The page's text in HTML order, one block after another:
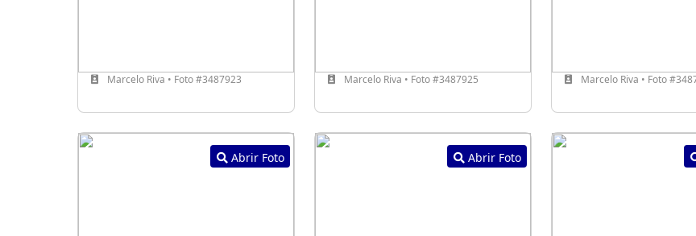
Marcelo Riva • Foto #3487923 Marcelo Riva • Foto #3487925 Marcelo Riva • Foto
Abrir Foto Abrir Foto